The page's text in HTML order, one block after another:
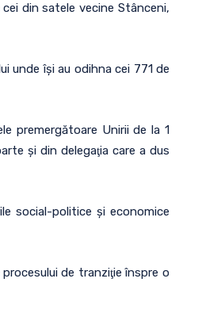
din satele vecine Stânceni,
unde îşi au odihna cei 771 de
premergătoare Unirii de la 1
şi din delegaţia care a dus
social-politice şi economice
de tranziţie înspre o